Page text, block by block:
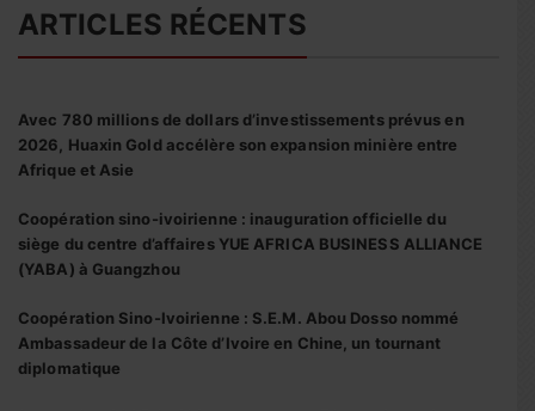
ARTICLES RÉCENTS
Avec 780 millions de dollars d’investissements prévus en
2026, Huaxin Gold accélère son expansion minière entre
Afrique et Asie
Coopération sino-ivoirienne : inauguration officielle du
siège du centre d’affaires YUE AFRICA BUSINESS ALLIANCE
(YABA) à Guangzhou
Coopération Sino-Ivoirienne : S.E.M. Abou Dosso nommé
Ambassadeur de la Côte d’Ivoire en Chine, un tournant
diplomatique